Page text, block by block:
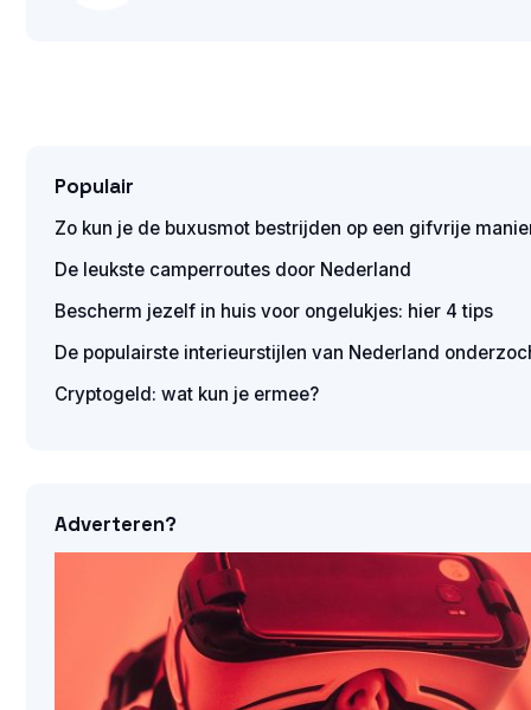
Populair
Zo kun je de buxusmot bestrijden op een gifvrije
De leukste camperroutes door Nederland
Bescherm jezelf in huis voor ongelukjes: hier 4 tips
De populairste interieurstijlen van Nederland
Cryptogeld: wat kun je ermee?
Adverteren?